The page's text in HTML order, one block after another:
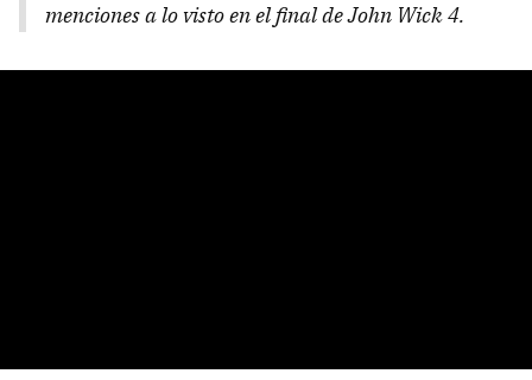
menciones a lo visto en el final de John Wick 4.